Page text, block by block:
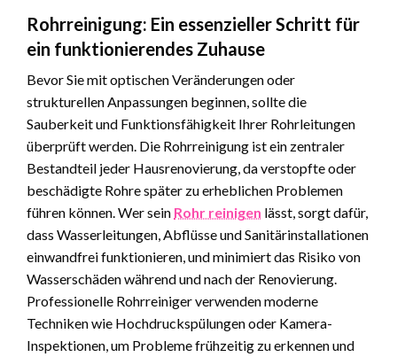
Rohrreinigung: Ein essenzieller Schritt für
ein funktionierendes Zuhause
Bevor Sie mit optischen Veränderungen oder
strukturellen Anpassungen beginnen, sollte die
Sauberkeit und Funktionsfähigkeit Ihrer Rohrleitungen
überprüft werden. Die Rohrreinigung ist ein zentraler
Bestandteil jeder Hausrenovierung, da verstopfte oder
beschädigte Rohre später zu erheblichen Problemen
führen können. Wer sein Rohr reinigen lässt, sorgt dafür,
dass Wasserleitungen, Abflüsse und Sanitärinstallationen
einwandfrei funktionieren, und minimiert das Risiko von
Wasserschäden während und nach der Renovierung.
Professionelle Rohrreiniger verwenden moderne
Techniken wie Hochdruckspülungen oder Kamera-
Inspektionen, um Probleme frühzeitig zu erkennen und